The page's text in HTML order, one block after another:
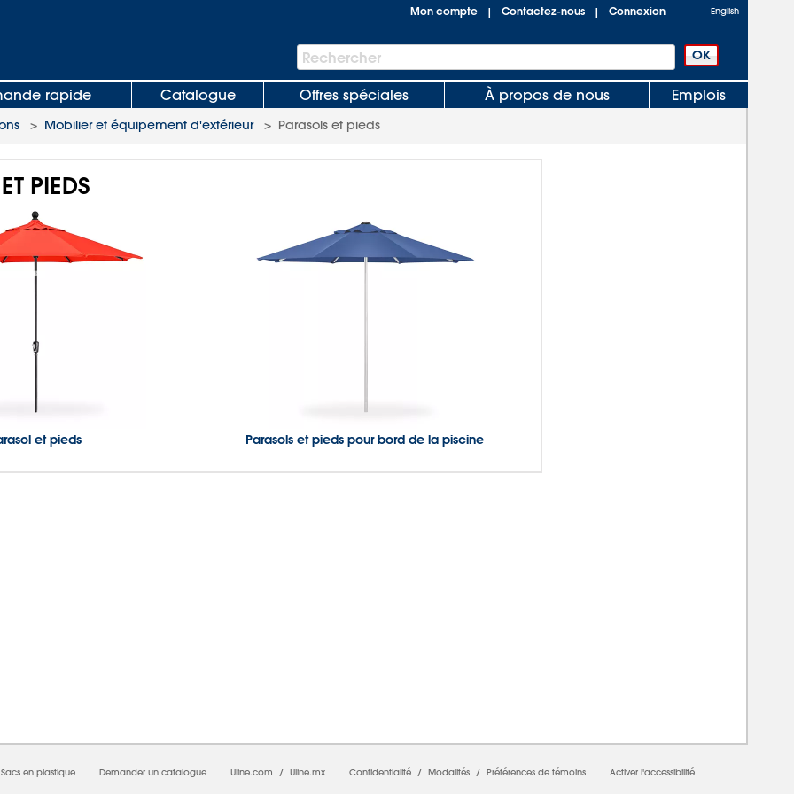
Mon compte | Contactez-nous | Connexion English
Barre
de
recherche
Rechercher
rapide Catalogue Offres spéciales À propos de nous Emplois
> Mobilier et équipement d'extérieur> Parasols et pieds
PIEDS
et pieds Parasols et pieds pour bord de la piscine
Sacs en plastique Demander un catalogue Uline.com / Uline.mx Confidentialité / Modalités / Préférences de témoins Activer l'accessibilité